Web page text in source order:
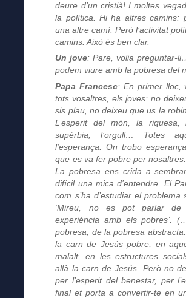
deure d’un cristià! I moltes
la política. Hi ha altres camins:
una altre camí. Però l’activitat
camins. Això és ben clar.
Un jove: Pare, volia preguntar-
podem viure amb la pobresa del
Papa Francesc: En primer lloc,
tots vosaltres, els joves: no
sis plau, no deixeu que us la
L’esperit del món, la
supèrbia, l’orgull… Totes
l’esperança. On trobo
que es va fer pobre per
La pobresa ens crida a
difícil una mica d’entendre. El
com s’ha d’estudiar el
‘Mireu, no es pot parlar de
experiència amb els pobres’.
pobresa, de la pobresa
la carn de Jesús pobre, en
malalt, en les estructures
allà la carn de Jesús. Però no
per l’esperit del benestar, per
final et porta a convertir-te en